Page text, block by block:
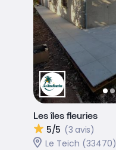
Les îles fleuries
5/5 (3 avis)
Le Teich (33470)